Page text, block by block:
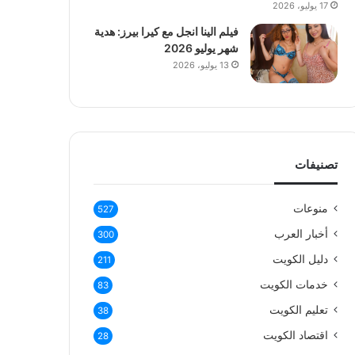
17 يوليو، 2026
فيلم الينا انجل مع كيرا بيرز: هدية
شهر يوليو 2026
13 يوليو، 2026
تصنيفات
منوعات 527
أخبار العرب 300
دليل الكويت 211
خدمات الكويت 83
تعليم الكويت 38
اقتصاد الكويت 28